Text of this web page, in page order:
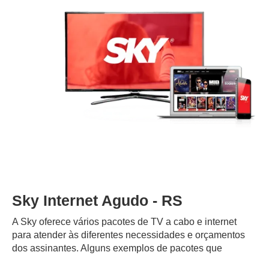
Sky Internet Agudo - RS
A Sky oferece vários pacotes de TV a cabo e internet
para atender às diferentes necessidades e orçamentos
dos assinantes. Alguns exemplos de pacotes que